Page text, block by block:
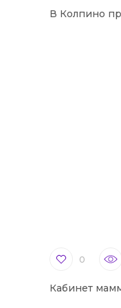
В Колпино
0
Кабинет